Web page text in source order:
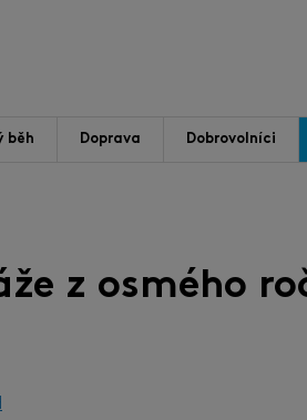
běh Doprava Dobrovolníci
z osmého